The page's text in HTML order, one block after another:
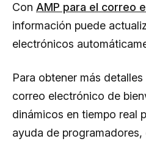
Con AMP para el correo
información puede
electrónicos
Para obtener más
correo electrónico de
dinámicos en tiempo real
ayuda de